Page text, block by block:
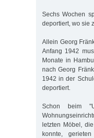
Sechs Wochen
deportiert, wo sie
Allein Georg
Anfang 1942
Monate in
nach Georg
1942 in der
deportiert.
Schon beim
letzten Möbel,
konnte,